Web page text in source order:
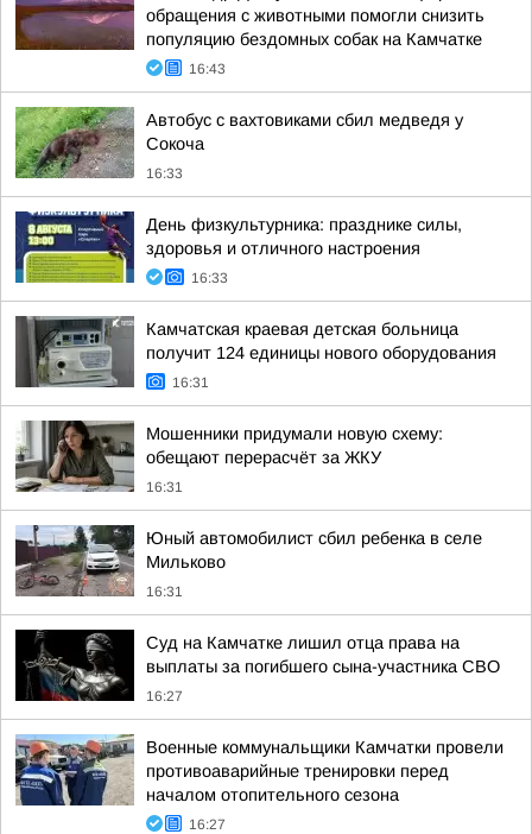
обращения с животными помогли снизить
популяцию бездомных собак на Камчатке
16:43
Автобус с вахтовиками сбил медведя у
Сокоча
16:33
День физкультурника: празднике силы,
здоровья и отличного настроения
16:33
Камчатская краевая детская больница
получит 124 единицы нового оборудования
16:31
Мошенники придумали новую схему:
обещают перерасчёт за ЖКУ
16:31
Юный автомобилист сбил ребенка в селе
Мильково
16:31
Суд на Камчатке лишил отца права на
выплаты за погибшего сына-участника СВО
16:27
Военные коммунальщики Камчатки провели
противоаварийные тренировки перед
началом отопительного сезона
16:27